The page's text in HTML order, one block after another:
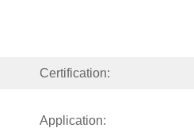
Certification:
Application: